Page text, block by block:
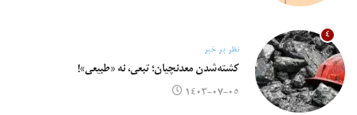
۴
نظر بر خبر
کشته‌شدن معدنچیان؛ تبعی، نه «طبیعی»!
۱۴۰۳-۰۷-۰۵